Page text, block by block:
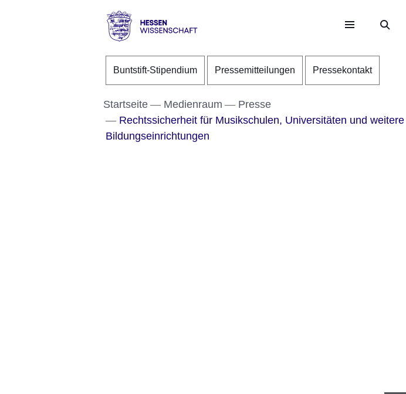
Direkt zum Kopf der Seite
Direkt zum Inhalt
Direkt zum Fuß der Seite
Wissenschaft
Buntstift-Stipendium Pressemitteilungen Pressekontakt
Startseite Medienraum
Presse
Rechtssicherheit für Musikschulen, Universitäten und weitere
Bildungseinrichtungen